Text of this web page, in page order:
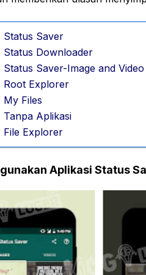
Status Saver
Status Downloader
Status Saver-Image and Video
Root Explorer
My Files
Tanpa Aplikasi
File Explorer
Aplikasi Status